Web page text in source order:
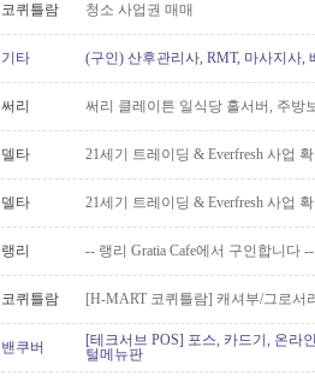
코퀴틀람 청소 사업권 매매
기타 (구인) 산후관리사, RMT, 마사지사,
써리 써리 클레이튼 일식당 홀서버, 주방
델타 21세기 트레이딩 & Everfresh 사업
델타 21세기 트레이딩 & Everfresh 사업
랭리 -- 랭리 Gratia Cafe에서 구인합니다 --
코퀴틀람 [H-MART 코퀴틀람] 캐셔부/그로서
밴쿠버
[테크서브 POS] 포스, 카드기, 온라
털메뉴판